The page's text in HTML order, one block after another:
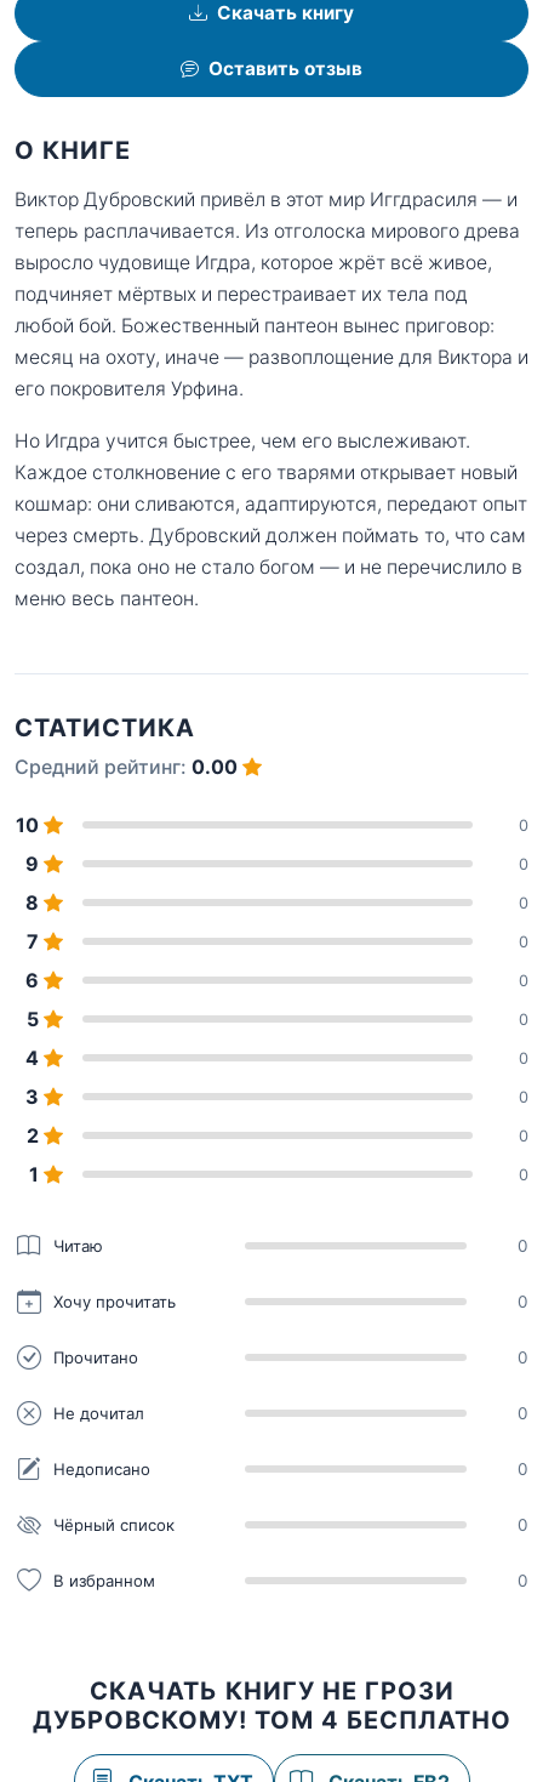
Скачать книгу
Оставить отзыв
О КНИГЕ
Виктор Дубровский привёл в этот мир Иггдрасиля — и
теперь расплачивается. Из отголоска мирового древа
выросло чудовище Игдра, которое жрёт всё живое,
подчиняет мёртвых и перестраивает их тела под
любой бой. Божественный пантеон вынес приговор:
месяц на охоту, иначе — развоплощение для Виктора и
его покровителя Урфина.
Но Игдра учится быстрее, чем его выслеживают.
Каждое столкновение с его тварями открывает новый
кошмар: они сливаются, адаптируются, передают опыт
через смерть. Дубровский должен поймать то, что сам
создал, пока оно не стало богом — и не перечислило в
меню весь пантеон.
СТАТИСТИКА
Средний рейтинг: 0.00
10 0
9 0
8 0
7 0
6 0
5 0
4 0
3 0
2 0
1 0
Читаю 0
Хочу прочитать 0
Прочитано 0
Не дочитал 0
Недописано 0
Чёрный список 0
В избранном 0
СКАЧАТЬ КНИГУ НЕ ГРОЗИ
ДУБРОВСКОМУ! ТОМ 4 БЕСПЛАТНО